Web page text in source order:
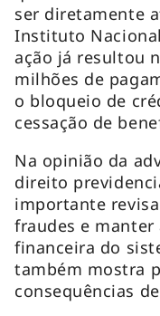
ser diretamente
Instituto Nacional
ação já resultou
milhões de
o bloqueio de
cessação de
Na opinião da
direito
importante
fraudes e manter
financeira do
também mostra
consequências